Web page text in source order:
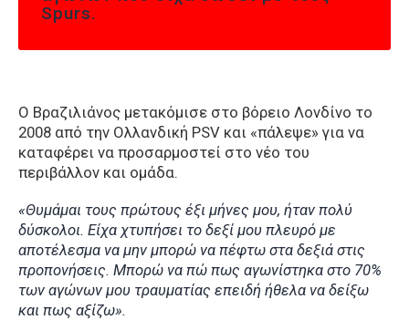
Spurs.
O Βραζιλιάνος μετακόμισε στο βόρειο Λονδίνο το
2008 από την Ολλανδική PSV και «πάλεψε» για να
καταφέρει να προσαρμοστεί στο νέο του
περιβάλλον και ομάδα.
«Θυμάμαι τους πρώτους έξι μήνες μου, ήταν πολύ
δύσκολοι. Είχα χτυπήσει το δεξί μου πλευρό με
αποτέλεσμα να μην μπορώ να πέφτω στα δεξιά στις
προπονήσεις. Μπορώ να πώ πως αγωνίστηκα στο 70%
των αγώνων μου τραυματίας επειδή ήθελα να δείξω
και πως αξίζω».